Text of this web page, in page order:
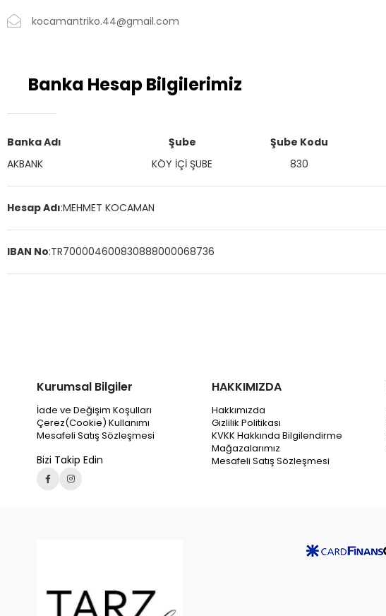
kocamantriko.44@gmail.com
Banka Hesap Bilgilerimiz
Banka Adı
AKBANK
Şube
KÖY İÇİ ŞUBE
Şube Kodu
830
Hesap Adı:MEHMET KOCAMAN
IBAN No:TR700004600830888000068736
Kurumsal Bilgiler
İade ve Değişim Koşulları
Çerez(Cookie) Kullanımı
Mesafeli Satış Sözleşmesi
Bizi Takip Edin
HAKKIMIZDA
Hakkımızda
Gizlilik Politikası
KVKK Hakkında Bilgilendirme
Mağazalarımız
Mesafeli Satış Sözleşmesi